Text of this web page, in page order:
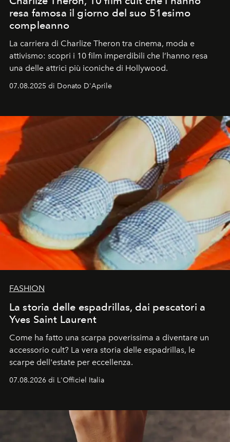
resa famosa il giorno del suo 51esimo
compleanno
La carriera di Charlize Theron tra cinema, moda e
attivismo: scopri i 10 film imperdibili che l’hanno resa
una delle attrici più iconiche di Hollywood.
07.08.2025 di Donato D'Aprile
FASHION
La storia delle espadrillas, dai pescatori a
Yves Saint Laurent
Come ha fatto una scarpa poverissima a diventare un
accessorio cult? La vera storia delle espadrillas, le
scarpe dell'estate per eccellenza.
07.08.2026 di L'Officiel Italia